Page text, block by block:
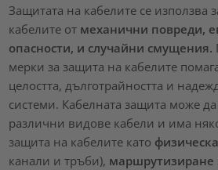
Защитата на кабелите се използва
кабелите от механични повреди,
опасности, и случайни смущения.
мерки за защита на кабелите
целостта, дълготрайността и
системи. Кабелната защита може да
различни видове кабели и има
защита на кабелите като
канали и тръби), маршрутизиране